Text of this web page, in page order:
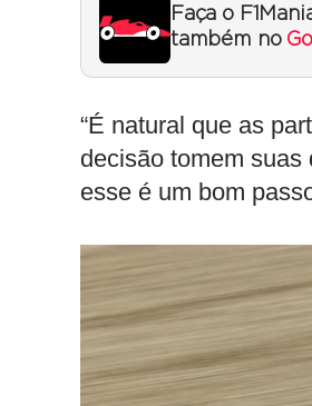
Faça o
também no
“É natural que as
decisão tomem suas
esse é um bom